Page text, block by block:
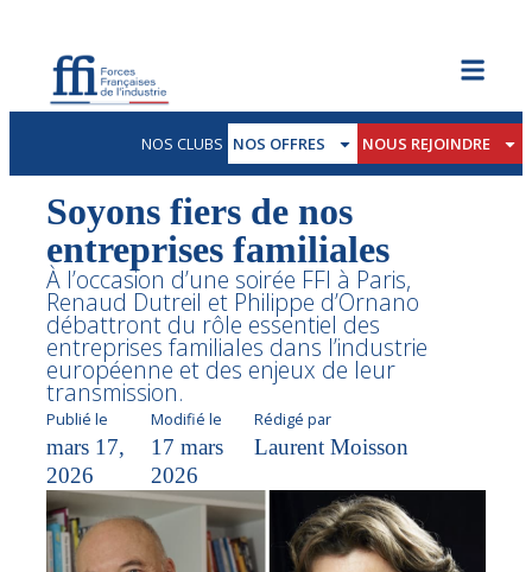
NOS CLUBS NOS OFFRES NOUS REJOINDRE
Soyons fiers de nos
entreprises familiales
À l’occasion d’une soirée FFI à Paris,
Renaud Dutreil et Philippe d’Ornano
débattront du rôle essentiel des
entreprises familiales dans l’industrie
européenne et des enjeux de leur
transmission.
Publié le
mars 17,
2026
Modifié le
17 mars
2026
Rédigé par
Laurent Moisson